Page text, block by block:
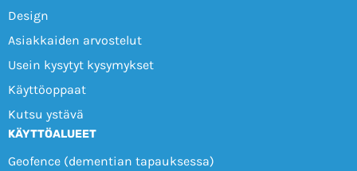
Design
Asiakkaiden arvostelut
Usein kysytyt kysymykset
Käyttöoppaat
Kutsu ystävä
KÄYTTÖALUEET
Geofence (dementian tapauksessa)